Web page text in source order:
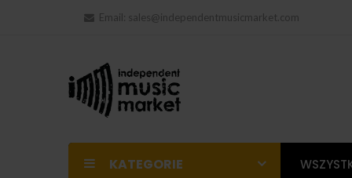
Email: sales@independentmusicmarket.com
KATEGORIE